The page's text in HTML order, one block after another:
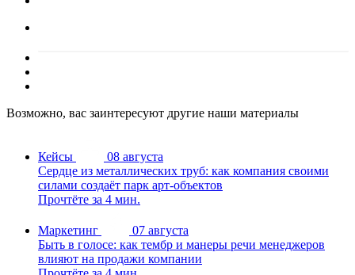
Возможно, вас заинтересуют другие наши материалы
Кейсы
08 августа
Сердце из металлических труб: как компания своими
силами создаёт парк арт-объектов
Прочтёте за 4 мин.
Маркетинг
07 августа
Быть в голосе: как тембр и манеры речи менеджеров
влияют на продажи компании